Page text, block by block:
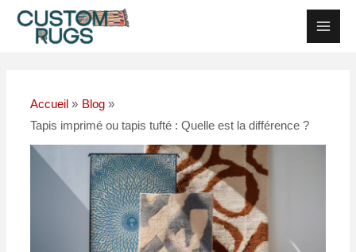
Skip
Accueil
Blog
Tapis imprimé ou tapis tufté : Quelle est la différence ?
Navigation
postale